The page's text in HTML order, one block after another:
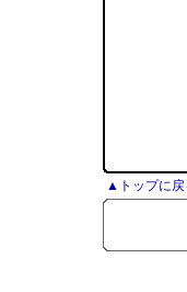
▲トップに戻